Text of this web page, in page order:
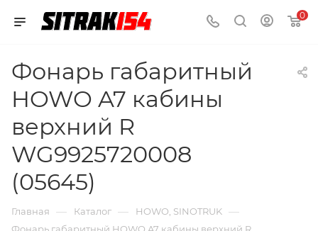
0
Фонарь габаритный
HOWO A7 кабины
верхний R
WG9925720008
(05645)
Главная — Каталог — HOWO, SINOTRUK —